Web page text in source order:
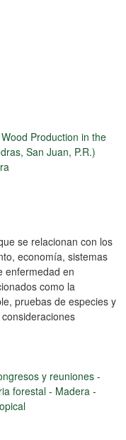
Production in the
San Juan, P.R.)
se relacionan con los
economía, sistemas
enfermedad en
como la
pruebas de especies y
y reuniones -
forestal - Madera -